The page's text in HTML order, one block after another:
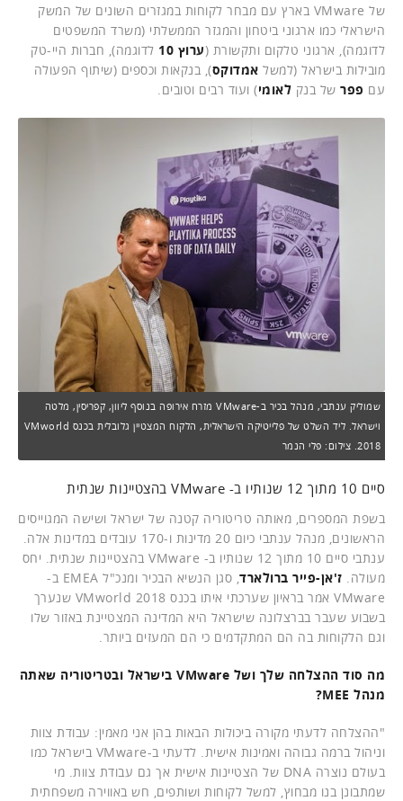
של VMware בארץ עם מבחר לקוחות במגזרים השונים של המשק
הישראלי כמו ארגוני ביטחון והמגזר הממשלתי (משרד המשפטים
לדוגמה), ארגוני טלקום ותקשורת (ערוץ 10
לדוגמה), חברות היי-טק
מובילות בישראל (למשל אמדוקס), בנקאות וכספים (שיתוף הפעולה
עם פפר של בנק לאומי) ועוד רבים וטובים.
שמוליק ענתבי, מנהל בכיר ב-VMware מזרח אירופה בנוסף ליוון, קפריסין, מלטה
וישראל. ליד השלט של פלייטיקה הישראלית, הלקוח המצטיין גלובלית בכנס VMworld
2018. צילום: פלי הנמר
סיים 10 מתוך 12 שנותיו ב- VMware בהצטיינות שנתית
בשפת המספרים, מאותה טריטוריה קטנה של ישראל ושישה המגוייסים
הראשונים, מנהל ענתבי כיום 20 מדינות ו-170 עובדים במדינות אלה.
ענתבי סיים 10 מתוך 12 שנותיו ב- VMware בהצטיינות שנתית. יחס
מעולה. ז'אן-פייר ברולארד
, סגן הנשיא הבכיר ומנכ"ל EMEA ב-
VMware אמר בראיון שערכתי איתו בכנס VMworld 2018 שנערך
בשבוע שעבר בברצלונה שישראל היא המדינה המצטיינת באזור שלו
וגם הלקוחות בה הם המתקדמים כי הם המעזים ביותר.
מה סוד ההצלחה שלך ושל VMware בישראל ובטריטוריה שאתה
מנהל MEE?
"ההצלחה לדעתי מקורה ביכולות הבאות בהן אני מאמין: עבודת צוות
וניהול ברמה גבוהה ואמינות אישית. לדעתי ב-VMware בישראל כמו
בעולם נוצרה DNA של הצטיינות אישית אך גם עבודת צוות. מי
שמתבונן בנו מבחוץ, למשל לקוחות ושותפים, חש באווירה משפחתית